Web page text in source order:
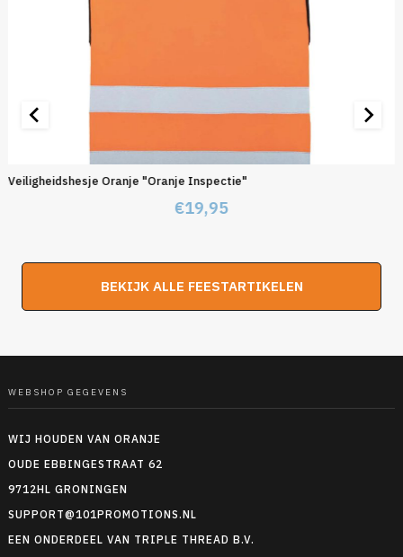
Veiligheidshesje Oranje "Oranje Inspectie"
€19,95
BEKIJK ALLE FEESTARTIKELEN
WEBSHOP GEGEVENS
WIJ HOUDEN VAN ORANJE
OUDE EBBINGESTRAAT 62
9712HL GRONINGEN
SUPPORT@101PROMOTIONS.NL
EEN ONDERDEEL VAN TRIPLE THREAD B.V.